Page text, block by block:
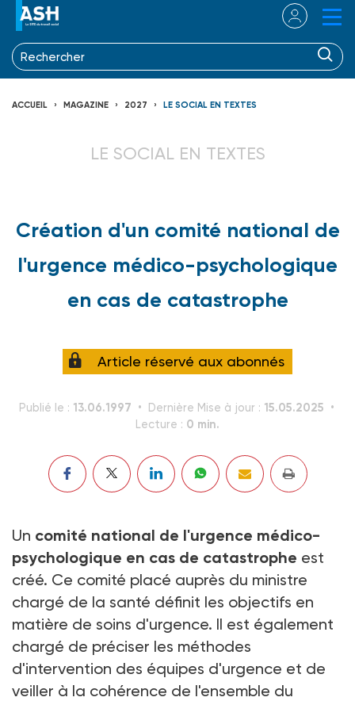
ACCUEIL MAGAZINE 2027 LE SOCIAL EN TEXTES
LE SOCIAL EN TEXTES
Création d'un comité national de
l'urgence médico-psychologique
en cas de catastrophe
Article réservé aux abonnés
Publié le : 13.06.1997 Dernière Mise à jour : 15.05.2025
Lecture : 0 min.
Un comité national de l'urgence médico-
psychologique en cas de catastrophe est
créé. Ce comité placé auprès du ministre
chargé de la santé définit les objectifs en
matière de soins d'urgence. Il est également
chargé de préciser les méthodes
d'intervention des équipes d'urgence et de
veiller à la cohérence de l'ensemble du